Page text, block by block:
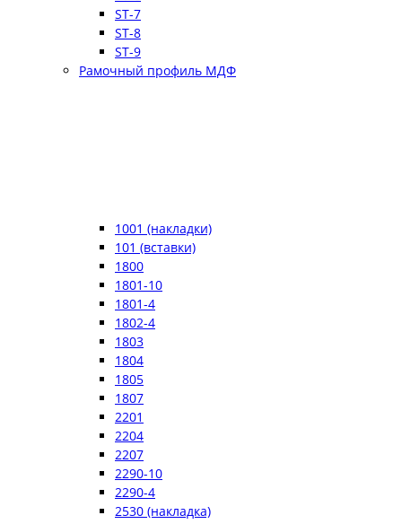
ST-7
ST-8
ST-9
Рамочный профиль МДФ
1001 (накладки)
101 (вставки)
1800
1801-10
1801-4
1802-4
1803
1804
1805
1807
2201
2204
2207
2290-10
2290-4
2530 (накладка)